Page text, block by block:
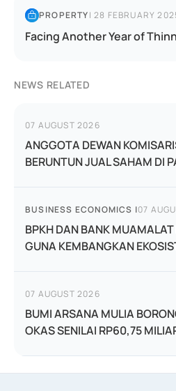
PROPERTY|28 FEBRUARY
Facing Another Year of
NEWS RELATED
07 AUGUST 2026
ANGGOTA DEWAN
BERUNTUN JUAL SAHAM DI
BUSINESS ECONOMICS |07
BPKH DAN BANK MUAMALAT
GUNA KEMBANGKAN
07 AUGUST 2026
BUMI ARSANA MULIA
OKAS SENILAI RP60,75